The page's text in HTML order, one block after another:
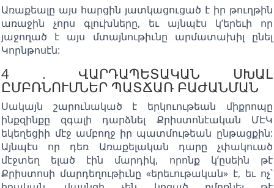
Առաքեալը այս հարցին յատկացուցած է իր թուղթին
առաջին չորս գլուխները, եւ այնպէս կ’երեւի որ
յաջողած է այս մտայնութիւնը արմատախիլ ընել
Կորնթոսէն:
4 . ՎԱՐԴԱՊԵՏԱԿԱՆ ՍԽԱԼ
ԸՄԲՌՆՈՒՄՆԵՐ ՊԱՏՃԱՌ ԲԱԺԱՆՄԱՆ
Սակայն շարունակած է երկուութեան միքրոպը
ինքզինքը զգալի դարձնել Քրիստոնէական ՄԷԿ
եկեղեցիի մէջ ամբողջ իր պատմութեան ընթացքին:
Այնպէս որ դեռ Առաքելական դարը չփակուած
մէջտեղ ելած էին մարդիկ, որոնք կ’ըսեին թէ
Քրիստոսի մարդեղութիւնը «երեւութական» է, եւ ոչ՝